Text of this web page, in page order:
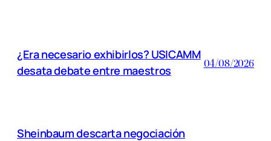
¿Era necesario exhibirlos? USICAMM
desata debate entre maestros
04/08/2026
Sheinbaum descarta negociación